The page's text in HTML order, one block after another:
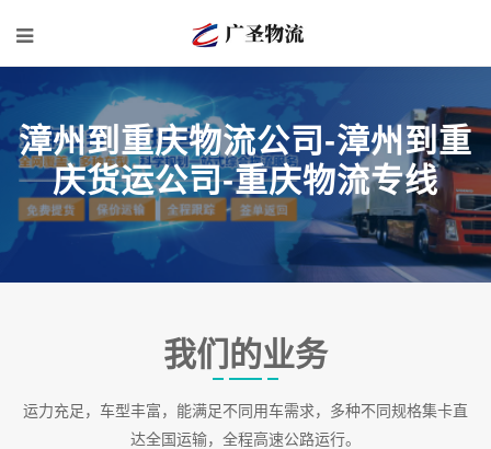
漳州到重庆物流公司-漳州到重
庆货运公司-重庆物流专线
我们的业务
运力充足，车型丰富，能满足不同用车需求，多种不同规格集卡直
达全国运输，全程高速公路运行。